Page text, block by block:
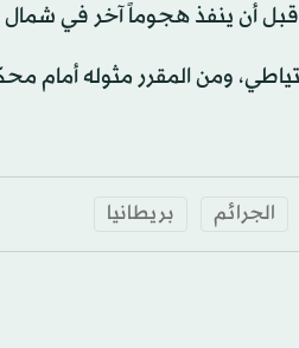
أن ينفذ هجوماً آخر في
المقرر ​مثوله أمام محكمة أولد
الجرائم بريطانيا